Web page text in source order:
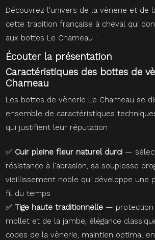
Découvrez l'univers de la vènerie et de
cette tradition française à cheval qui
aux bottes Le Chameau :
Écouter la présentation
Caractéristiques des bottes de
Chameau
Les bottes de vènerie Le Chameau se
ensemble de caractéristiques
qui justifient leur réputation :
✅ Cuir pleine fleur naturel durci —
résistance à l'abrasion, sa souplesse
vieillissement noble qui développe une
fil du temps
✅Tige haute traditionnelle — protection
mollet et de la jambe, élégance
codes de la vènerie, maintien optimal